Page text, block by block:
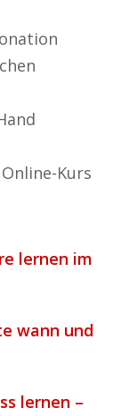
Kurs
lernen im
wann und
lernen –